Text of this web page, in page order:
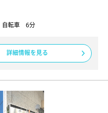
自転車 6分
詳細情報を見る